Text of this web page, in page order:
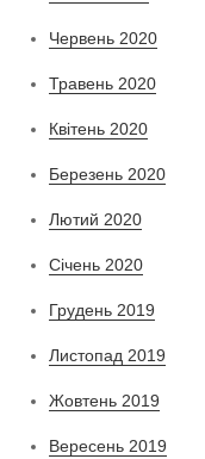
Червень 2020
Травень 2020
Квітень 2020
Березень 2020
Лютий 2020
Січень 2020
Грудень 2019
Листопад 2019
Жовтень 2019
Вересень 2019